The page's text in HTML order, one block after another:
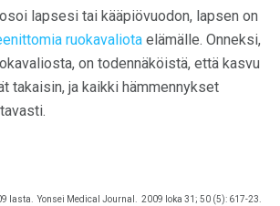
lapsesi tai kääpiövuodon, lapsen on
ruokavaliota elämälle. Onneksi,
on todennäköistä, että kasvu
takaisin, ja kaikki hämmennykset
lasta. Yonsei Medical Journal. 2009 loka 31; 50 (5): 617-23.